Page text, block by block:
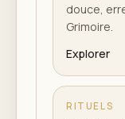
douce,
Grimoire.
Explorer
RITUELS